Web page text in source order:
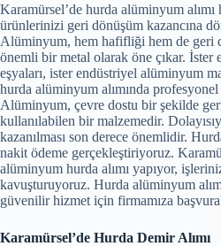
Karamürsel’de hurda alüminyum
ürünlerinizi geri dönüşüm kazancına
Alüminyum, hem hafifliği hem de geri
önemli bir metal olarak öne çıkar.
eşyaları, ister endüstriyel alüminyum
hurda alüminyum alımında
Alüminyum, çevre dostu bir şekilde
kullanılabilen bir malzemedir.
kazanılması son derece önemlidir.
nakit ödeme gerçekleştiriyoruz.
alüminyum hurda alımı yapıyor,
kavuşturuyoruz. Hurda alüminyum
güvenilir hizmet için firmamıza
Karamürsel’de Hurda Demir Alımı